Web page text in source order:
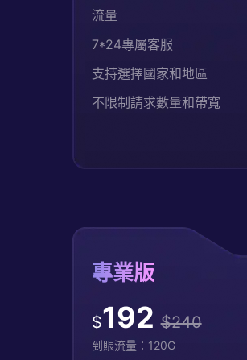
流量
7*24專屬客服
支持選擇國家和地區
不限制請求數量和帶寬
專業版
$192 $240
到賬流量： 120G